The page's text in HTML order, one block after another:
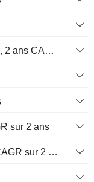
Immobilisations corporelles nettes, 2 ans CAGR %
sur 2 ans
Flux de trésorerie d’exploitation, CAGR sur 2 ans